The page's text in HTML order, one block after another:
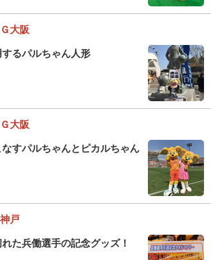
大阪
るパルちゃん人形
大阪
すパルちゃんとピカルちゃん
戸
た兵働選手の記念グッズ！